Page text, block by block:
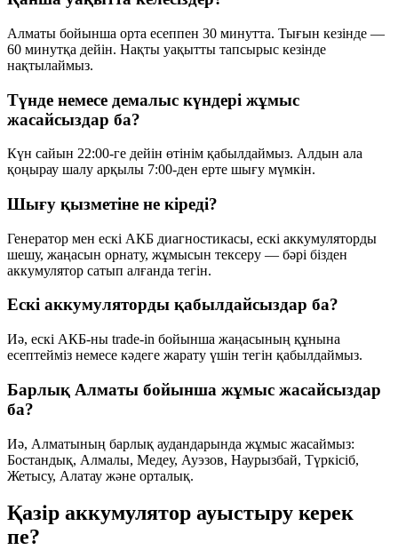
Алматы бойынша орта есеппен 30 минутта. Тығын кезінде —
60 минутқа дейін. Нақты уақытты тапсырыс кезінде
нақтылаймыз.
Түнде немесе демалыс күндері жұмыс
жасайсыздар ба?
Күн сайын 22:00-ге дейін өтінім қабылдаймыз. Алдын ала
қоңырау шалу арқылы 7:00-ден ерте шығу мүмкін.
Шығу қызметіне не кіреді?
Генератор мен ескі АКБ диагностикасы, ескі аккумуляторды
шешу, жаңасын орнату, жұмысын тексеру — бәрі бізден
аккумулятор сатып алғанда тегін.
Ескі аккумуляторды қабылдайсыздар ба?
Иә, ескі АКБ-ны trade-in бойынша жаңасының құнына
есептейміз немесе кәдеге жарату үшін тегін қабылдаймыз.
Барлық Алматы бойынша жұмыс жасайсыздар
ба?
Иә, Алматының барлық аудандарында жұмыс жасаймыз:
Бостандық, Алмалы, Медеу, Ауэзов, Наурызбай, Түркісіб,
Жетысу, Алатау және орталық.
Қазір аккумулятор ауыстыру керек
пе?